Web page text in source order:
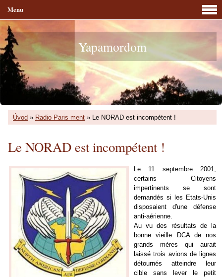
Yapamordom
Úvod » Radio Paris ment » Le NORAD est incompétent !
Le NORAD est incompétent !
Le 11 septembre 2001,
certains Citoyens
impertinents se sont
demandés si les Etats-Unis
disposaient d'une défense
anti-aérienne.
Au vu des résultats de la
bonne vieille DCA de nos
grands mères qui aurait
laissé trois avions de lignes
détournés atteindre leur
cible sans lever le petit
Menu